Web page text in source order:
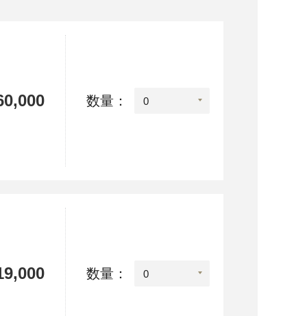
恩納村
数量：
数量：